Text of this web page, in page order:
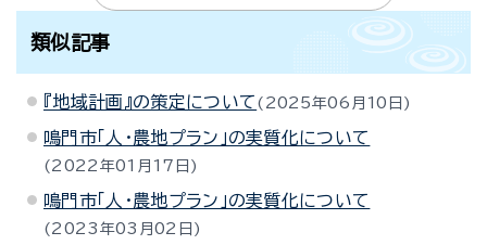
類似記事
『地域計画』の策定について 2025年06月10日
鳴門市「人・農地プラン」の実質化について
2022年01月17日
鳴門市「人・農地プラン」の実質化について
2023年03月02日